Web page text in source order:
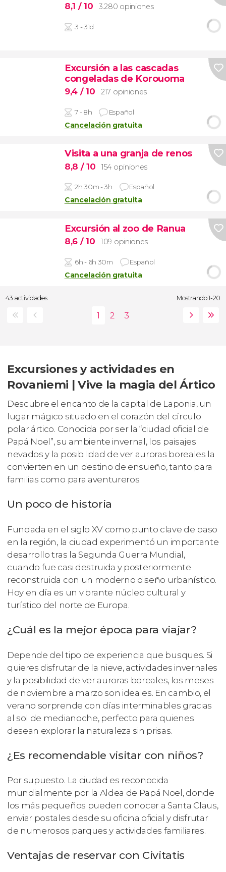
8,1 / 10 3.280 opiniones
3 - 31d
Excursión a las cascadas
congeladas de Korouoma
9,4 / 10 217 opiniones
7 - 8h Español
Cancelación gratuita
Visita a una granja de renos
8,8 / 10 154 opiniones
2h 30m - 3h Español
Cancelación gratuita
Excursión al zoo de Ranua
8,6 / 10 109 opiniones
6h - 6h 30m Español
Cancelación gratuita
43 actividades Mostrando 1-20
Excursiones y actividades en
Rovaniemi | Vive la magia del Ártico
Descubre el encanto de la capital de Laponia, un
lugar mágico situado en el corazón del círculo
polar ártico. Conocida por ser la “ciudad oficial de
Papá Noel”, su ambiente invernal, los paisajes
nevados y la posibilidad de ver auroras boreales la
convierten en un destino de ensueño, tanto para
familias como para aventureros.
Un poco de historia
Fundada en el siglo XV como punto clave de paso
en la región, la ciudad experimentó un importante
desarrollo tras la Segunda Guerra Mundial,
cuando fue casi destruida y posteriormente
reconstruida con un moderno diseño urbanístico.
Hoy en día es un vibrante núcleo cultural y
turístico del norte de Europa.
¿Cuál es la mejor época para viajar?
Depende del tipo de experiencia que busques. Si
quieres disfrutar de la nieve, actividades invernales
y la posibilidad de ver auroras boreales, los meses
de noviembre a marzo son ideales. En cambio, el
verano sorprende con días interminables gracias
al sol de medianoche, perfecto para quienes
desean explorar la naturaleza sin prisas.
¿Es recomendable visitar con niños?
Por supuesto. La ciudad es reconocida
mundialmente por la Aldea de Papá Noel, donde
los más pequeños pueden conocer a Santa Claus,
enviar postales desde su oficina oficial y disfrutar
de numerosos parques y actividades familiares.
Ventajas de reservar con Civitatis